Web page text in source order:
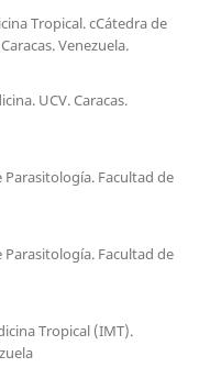
Tropical. cCátedra de
Venezuela.
UCV. Caracas.
Parasitología. Facultad de
Parasitología. Facultad de
Tropical (IMT).